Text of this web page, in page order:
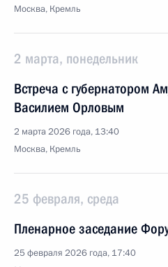
Москва, Кремль
2 марта, понедельник
Встреча с губернатором
Василием Орловым
2 марта 2026 года, 13:40
Москва, Кремль
25 февраля, среда
Пленарное заседание
25 февраля 2026 года, 17:40